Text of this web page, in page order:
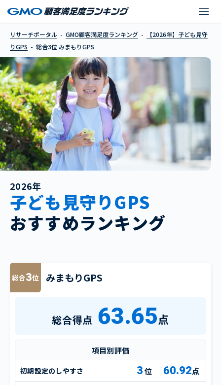
リサーチポータル GMO顧客満足度ランキング
【2026年】子ども見守
りGPS
総合3位 みまもりGPS
2026年
子ども見守りGPS
おすすめランキング
総合3位 みまもりGPS
総合得点 63.65点
項目別評価
初期設定のしやすさ 3 60.92点